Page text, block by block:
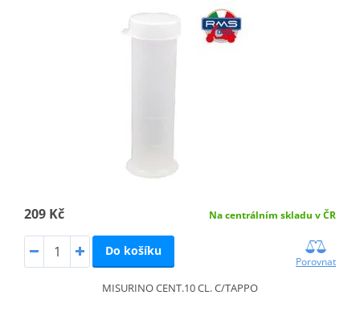
209 Kč Na centrálním skladu v ČR
Do košíku
Porovnat
MISURINO CENT.10 CL. C/TAPPO